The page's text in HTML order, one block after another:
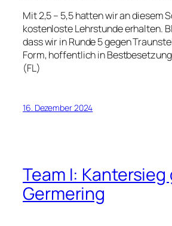
Mit 2,5 – 5,5 hatten wir an diesem
kostenloste Lehrstunde erhalten.
dass wir in Runde 5 gegen
Form, hoffentlich in
(FL)
16. Dezember 2024
Team I:
Germering